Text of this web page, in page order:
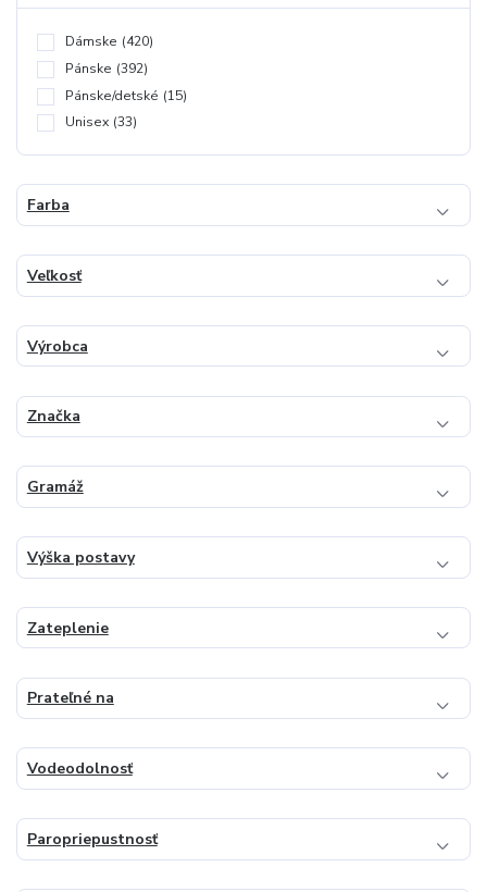
Dámske (420)
Pánske (392)
Pánske/detské (15)
Unisex (33)
Farba
Veľkosť
Výrobca
Značka
Gramáž
Výška postavy
Zateplenie
Prateľné na
Vodeodolnosť
Paropriepustnosť